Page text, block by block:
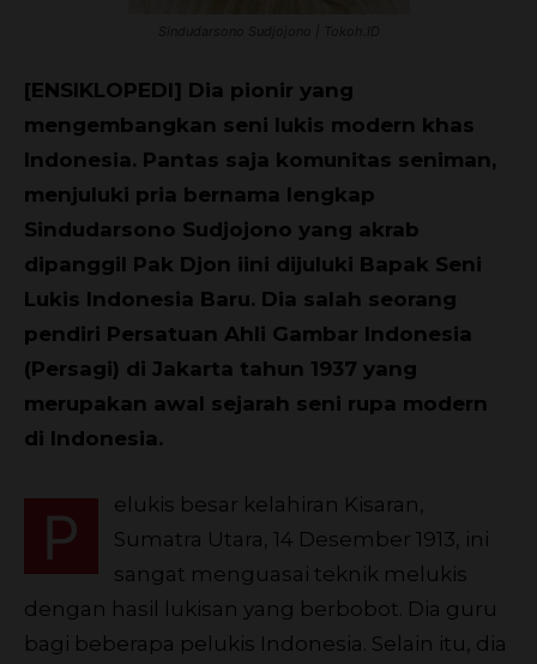
[ENSIKLOPEDI] Dia pionir yang
mengembangkan seni lukis modern khas
Indonesia. Pantas saja komunitas seniman,
menjuluki pria bernama lengkap
Sindudarsono Sudjojono yang akrab
dipanggil Pak Djon iini dijuluki Bapak Seni
Lukis Indonesia Baru. Dia salah seorang
pendiri Persatuan Ahli Gambar Indonesia
(Persagi) di Jakarta tahun 1937 yang
merupakan awal sejarah seni rupa modern
di Indonesia.
P
elukis besar kelahiran Kisaran,
Sumatra Utara, 14 Desember 1913, ini
sangat menguasai teknik melukis
dengan hasil lukisan yang berbobot. Dia guru
bagi beberapa pelukis Indonesia. Selain itu, dia